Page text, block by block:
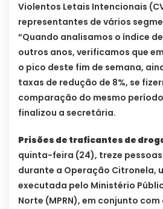
Violentos Letais Intencionais
representantes de vários
“Quando analisamos o índice
outros anos, verificamos que
o pico deste fim de semana,
taxas de redução de 8%, se
comparação do mesmo
finalizou a secretária.
Prisões de traficantes de
quinta-feira (24), treze
durante a Operação Citronela,
executada pelo Ministério
Norte (MPRN), em conjunto